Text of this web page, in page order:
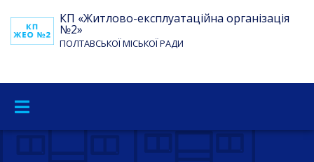
КП «Житлово-експлуатаційна організація
№2»
ПОЛТАВСЬКОЇ МІСЬКОЇ РАДИ